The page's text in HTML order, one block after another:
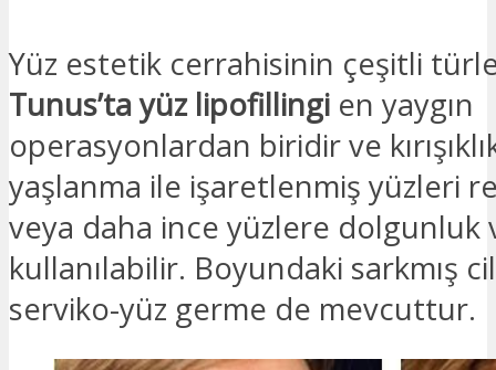
Yüz estetik cerrahisinin çeşitli
Tunus’ta yüz lipofillingi en yaygın
operasyonlardan biridir ve
yaşlanma ile işaretlenmiş yüzleri
veya daha ince yüzlere dolgunluk
kullanılabilir. Boyundaki sarkmış
serviko-yüz germe de mevcuttur.